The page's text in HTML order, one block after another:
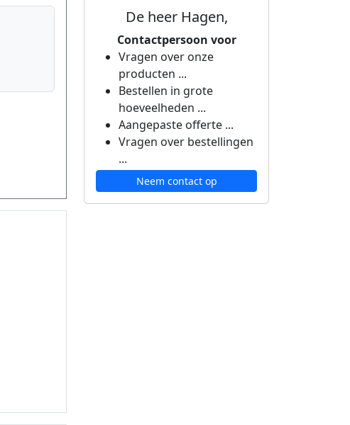
De heer Hagen,
Contactpersoon voor
Vragen over onze
producten ...
Bestellen in grote
hoeveelheden ...
Aangepaste offerte ...
Vragen over bestellingen
...
Neem contact op